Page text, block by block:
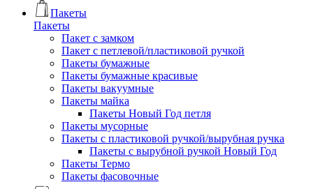
Пакеты
Пакеты
Пакет с замком
Пакет с петлевой/пластиковой ручкой
Пакеты бумажные
Пакеты бумажные красивые
Пакеты вакуумные
Пакеты майка
Пакеты Новый Год петля
Пакеты мусорные
Пакеты с пластиковой ручкой/вырубная ручка
Пакеты с вырубной ручкой Новый Год
Пакеты Термо
Пакеты фасовочные